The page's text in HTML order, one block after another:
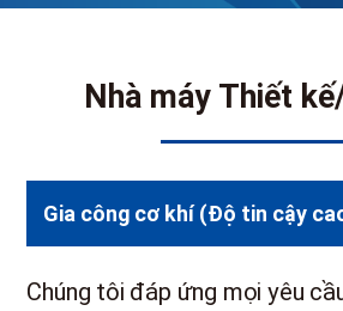
Nhà máy Thiết
Gia công cơ khí (Độ tin cậy
Chúng tôi đáp ứng mọi yêu